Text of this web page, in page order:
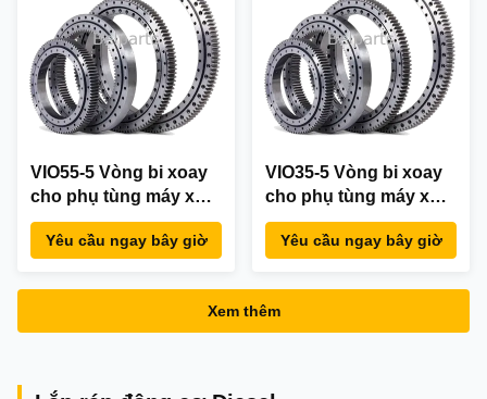
VIO55-5 Vòng bi xoay
cho phụ tùng máy xúc
Yanmar 172445-57600
Vòng xoay
Yêu cầu ngay bây giờ
VIO35-5 Vòng bi xoay
cho phụ tùng máy xúc
Yanmar 172458-57600
Vòng xoay Vòng bi
Yêu cầu ngay bây giờ
Xem thêm